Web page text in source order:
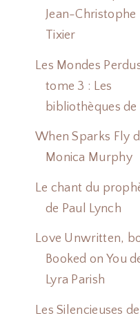
Jean-Christophe
Tixier
Les Mondes
tome 3 : Les
bibliothèques de
When Sparks Fly
Monica Murphy
Le chant du
de Paul Lynch
Love Unwritten,
Booked on You
Lyra Parish
Les Silencieuses de